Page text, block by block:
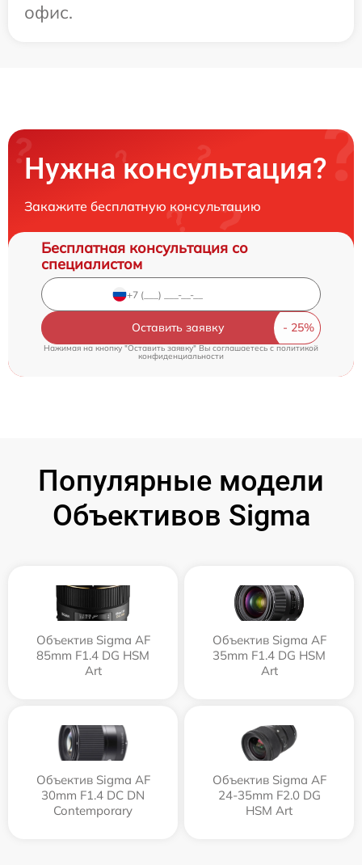
офис.
Нужна консультация?
Закажите бесплатную консультацию
Бесплатная консультация со
специалистом
Оставить заявку
Нажимая на кнопку "Оставить заявку" Вы соглашаетесь c политикой
конфиденциальности
Популярные модели
Объективов Sigma
Объектив Sigma AF
85mm F1.4 DG HSM
Art
Объектив Sigma AF
35mm F1.4 DG HSM
Art
Объектив Sigma AF
30mm F1.4 DC DN
Contemporary
Объектив Sigma AF
24-35mm F2.0 DG
HSM Art